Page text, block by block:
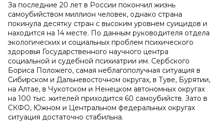
За последние 20 лет в России покончил жизнь
самоубийством миллион человек, однако страна
покинула десятку стран с высоким уровнем суицидов и
находится на 14 месте. По данным руководителя отдела
экологических и социальных проблем психического
здоровья Государственного научного центра
социальной и судебной психиатрии им. Сербского
Бориса Положего, самая неблагополучная ситуация в
Сибирском и Дальневосточном округах, в Туве, Бурятии,
на Алтае, в Чукотском и Ненецком автономных округах
на 100 тыс. жителей приходится 60 самоубийств. Зато в
СКФО, Южном и Центральном федеральных округах
ситуация достаточно стабильна.